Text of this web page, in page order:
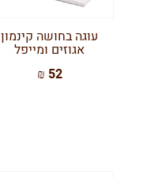
עוגה בחושה קינמון
אגוזים ומייפל
52 ₪